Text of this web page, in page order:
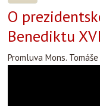
O
Benediktu
Promluva Mons.